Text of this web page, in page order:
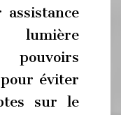
pouvoirs
éviter
sur le